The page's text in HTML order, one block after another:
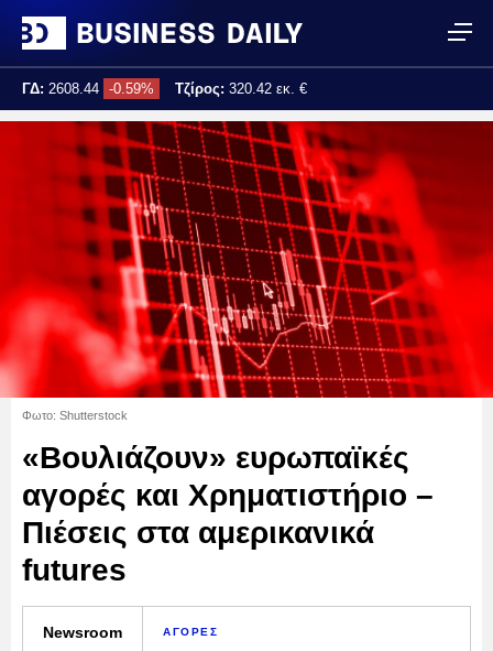
ΓΔ: 2608.44 -0.59% Τζίρος: 320.42 εκ. €
Τελ. ενημέρωση: 17:25:02
Φωτο: Shutterstock
«Βουλιάζουν» ευρωπαϊκές
αγορές και Χρηματιστήριο –
Πιέσεις στα αμερικανικά
futures
Newsroom ΑΓΟΡΕΣ